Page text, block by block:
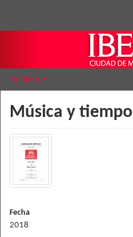
Ver ítem
Música y tiempo
Fecha
2018